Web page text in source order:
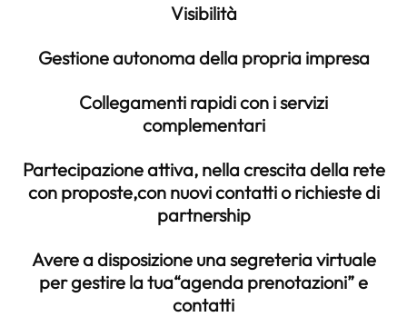
Visibilità
Gestione autonoma della propria impresa
Collegamenti rapidi con i servizi
complementari
Partecipazione attiva, nella crescita della rete
con proposte,con nuovi contatti o richieste di
partnership
Avere a disposizione una segreteria virtuale
per gestire la tua“agenda prenotazioni” e
contatti